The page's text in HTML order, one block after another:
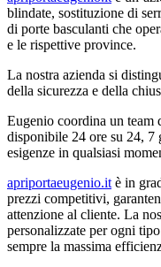
blindate, sostituzione di
di porte basculanti che
e le rispettive province.
La nostra azienda si
della sicurezza e della
Eugenio coordina un team
disponibile 24 ore su 24, 7
esigenze in qualsiasi
apriportaeugenio.it è in
prezzi competitivi,
attenzione al cliente. La
personalizzate per ogni
sempre la massima